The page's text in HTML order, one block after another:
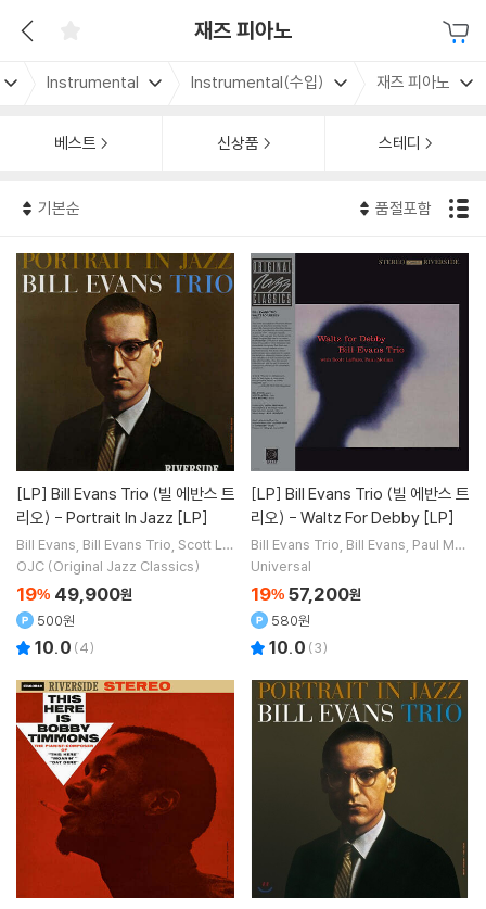
재즈 피아노
Instrumental Instrumental(수입) 재즈 피아노
베스트 신상품 스테디
기본순 품절포함
[LP]
리오) - Portrait In Jazz [LP]
Bill Evans Bill Evans Trio Scott La
Faro Paul Motian연주 외 1명
OJC (Original Jazz Classics)
19% 49,900원
500원
10.0 (4)
[LP]
리오) - Waltz For Debby [LP]
Bill Evans Trio Bill Evans Paul Mot
ian Scott LaFaro
Universal
19% 57,200원
580원
10.0 (3)